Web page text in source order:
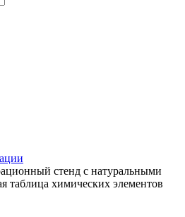
стенд с натуральными
таблица химических элементов